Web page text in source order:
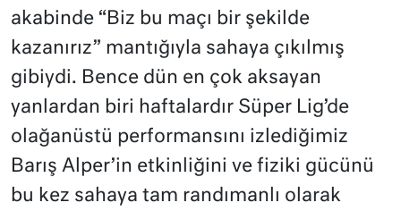
akabinde “Biz bu maçı bir şekilde
kazanırız” mantığıyla sahaya çıkılmış
gibiydi. Bence dün en çok aksayan
yanlardan biri haftalardır Süper Lig’de
olağanüstü performansını izlediğimiz
Barış Alper’in etkinliğini ve fiziki gücünü
bu kez sahaya tam randımanlı olarak